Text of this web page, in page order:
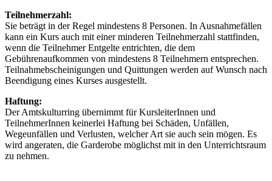
Teilnehmerzahl:
Sie beträgt in der Regel mindestens 8 Personen. In Ausnahmefällen
kann ein Kurs auch mit einer minderen Teilnehmerzahl stattfinden,
wenn die Teilnehmer Entgelte entrichten, die dem
Gebührenaufkommen von mindestens 8 Teilnehmern entsprechen.
Teilnahmebscheinigungen und Quittungen werden auf Wunsch nach
Beendigung eines Kurses ausgestellt.
Haftung:
Der Amtskulturring übernimmt für KursleiterInnen und
TeilnehmerInnen keinerlei Haftung bei Schäden, Unfällen,
Wegeunfällen und Verlusten, welcher Art sie auch sein mögen. Es
wird angeraten, die Garderobe möglichst mit in den Unterrichtsraum
zu nehmen.